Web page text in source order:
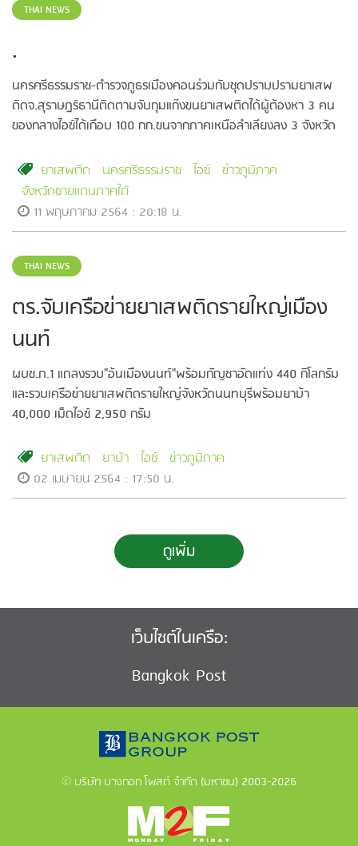
THAI NEWS
.
นครศรีธรรมราช-ตำรวจภูธรเมืองคอนร่วมกับชุดปราบปรามยาเสพ
ติดจ.สุราษฎร์ธานีติดตามจับกุมแก๊งขนยาเสพติดได้ผู้ต้องหา 3 คน
ของกลางไอซ์ได้เกือบ 100 กก.ขนจากภาคเหนือลำเลียงลง 3 จังหวัด
ยาเสพติด นครศรีธรรมราช ไอซ์ ข่าวภูมิภาค
จังหวัดชายแดนภาคใต้
11 พฤษภาคม 2564 : 20:18 น.
THAI NEWS
ตร.จับเครือข่ายยาเสพติดรายใหญ่เมือง
นนท์
ผบช.ภ.1 แถลงรวบ"อ้นเมืองนนท์"พร้อมกัญชาอัดแท่ง 440 กิโลกรัม
และรวบเครือข่ายยาเสพติดรายใหญ่จังหวัดนนทบุรีพร้อมยาบ้า
40,000 เม็ดไอซ์ 2,950 กรัม
ยาเสพติด ยาบ้า ไอซ์ ข่าวภูมิภาค
02 เมษายน 2564 : 17:50 น.
ดูเพิ่ม
เว็บไซต์ในเครือ:
Bangkok Post
© บริษัท บางกอก โพสต์ จำกัด (มหาชน) 2003-2026